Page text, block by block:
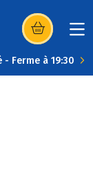
(s’ouvre dans
Ferme à 19:30